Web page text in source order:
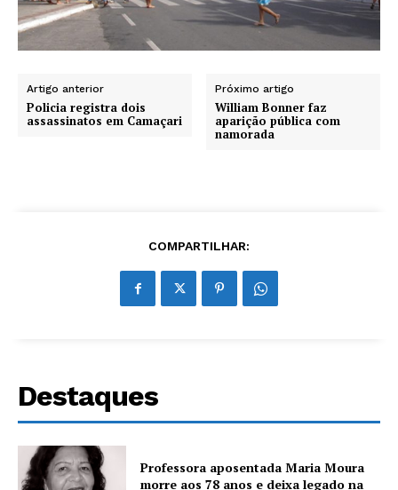
Artigo anterior
Policia registra dois
assassinatos em Camaçari
Próximo artigo
William Bonner faz
aparição pública com
namorada
COMPARTILHAR:
Destaques
Professora aposentada Maria Moura
morre aos 78 anos e deixa legado na